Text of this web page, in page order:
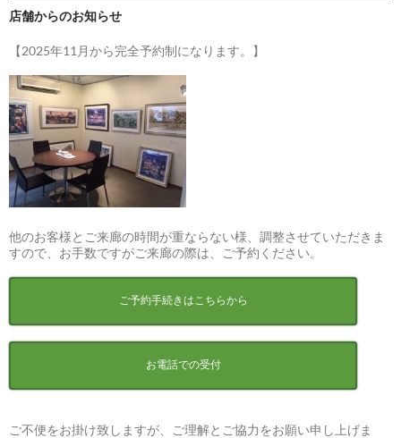
店舗からのお知らせ
【2025年11月から完全予約制になります。】
他のお客様とご来廊の時間が重ならない様、調整させていただきま
すので、お手数ですがご来廊の際は、ご予約ください。
ご予約手続きはこちらから
お電話での受付
ご不便をお掛け致しますが、ご理解とご協力をお願い申し上げま